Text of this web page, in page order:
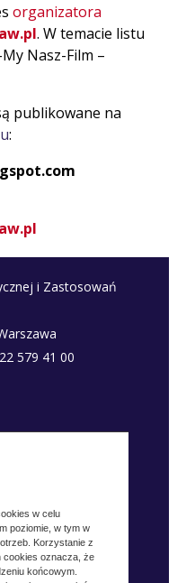
w celu
poziomie, w tym w
Korzystanie z
cookies oznacza, że
końcowym.
organizatora
. W temacie listu
Nasz-Film –
publikowane na
:
i Zastosowań
579 41 00